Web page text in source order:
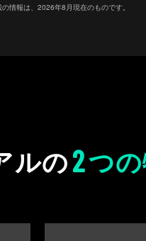
情報は、2026年8月現在のものです。
ルの2つの